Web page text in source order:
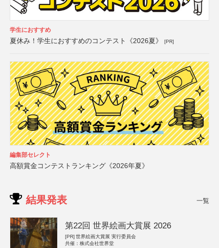
学生におすすめ
夏休み！学生におすすめのコンテスト《2026夏》 [PR]
編集部セレクト
高額賞金コンテストランキング《2026年夏》
結果発表 一覧
第22回 世界絵画大賞展 2026
[PR] 世界絵画大賞展 実行委員会
共催：株式会社世界堂